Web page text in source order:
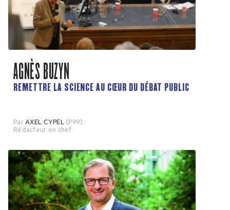
AGNÈS BUZYN
REMETTRE LA SCIENCE AU CŒUR DU DÉBAT PUBLIC
ParAXEL CYPEL (P99),
Rédacteur en chef